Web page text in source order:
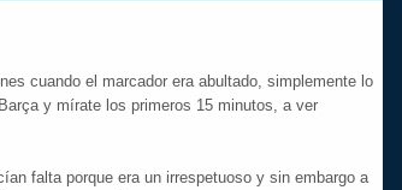
cuando el marcador era abultado, simplemente lo
y mírate los primeros 15 minutos, a ver
falta porque era un irrespetuoso y sin embargo a